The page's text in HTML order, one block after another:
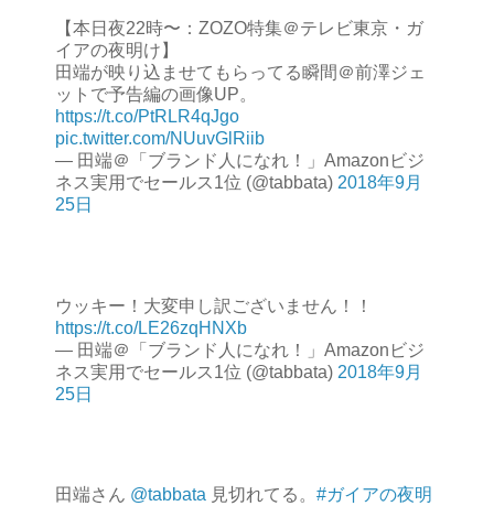
【本日夜22時〜：ZOZO特集＠テレビ東京・ガ
イアの夜明け】
田端が映り込ませてもらってる瞬間＠前澤ジェ
ットで予告編の画像UP。
https://t.co/PtRLR4qJgo
pic.twitter.com/NUuvGlRiib
— 田端＠「ブランド人になれ！」Amazonビジ
ネス実用でセールス1位 (@tabbata) 2018年9月
25日
ウッキー！大変申し訳ございません！！
https://t.co/LE26zqHNXb
— 田端＠「ブランド人になれ！」Amazonビジ
ネス実用でセールス1位 (@tabbata) 2018年9月
25日
田端さん @tabbata 見切れてる。 #ガイアの夜明